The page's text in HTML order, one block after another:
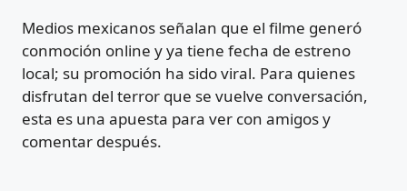
Medios mexicanos señalan que el filme generó
conmoción online y ya tiene fecha de estreno
local; su promoción ha sido viral. Para quienes
disfrutan del terror que se vuelve conversación,
esta es una apuesta para ver con amigos y
comentar después.